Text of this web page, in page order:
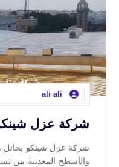
ali ali
شركة عزل
شركة عزل شينكو بحائل
والأسطح المعدنية من